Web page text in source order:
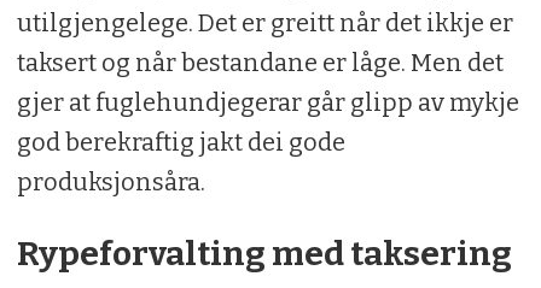
utilgjengelege. Det er greitt når det ikkje er
taksert og når bestandane er låge. Men det
gjer at fuglehundjegerar går glipp av mykje
god berekraftig jakt dei gode
produksjonsåra.
Rypeforvalting med taksering